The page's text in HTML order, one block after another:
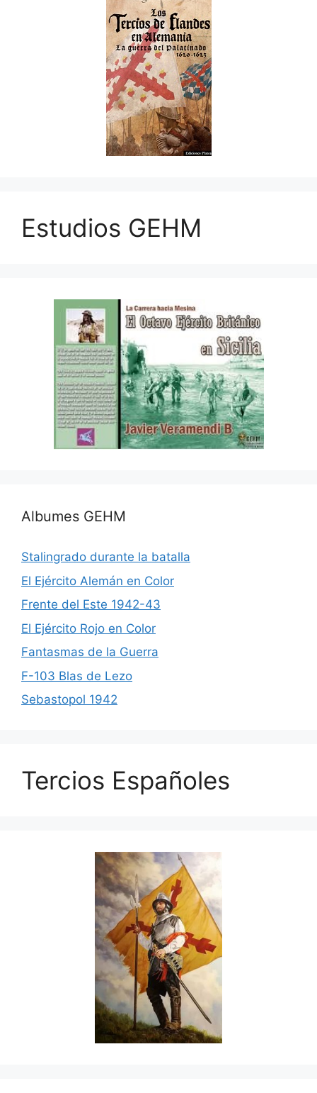
Estudios GEHM
Albumes GEHM
Stalingrado durante la batalla
El Ejército Alemán en Color
Frente del Este 1942-43
El Ejército Rojo en Color
Fantasmas de la Guerra
F-103 Blas de Lezo
Sebastopol 1942
Tercios Españoles